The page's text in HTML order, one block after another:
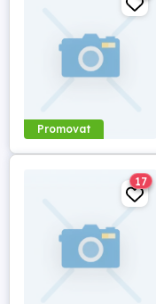
Promovat
17